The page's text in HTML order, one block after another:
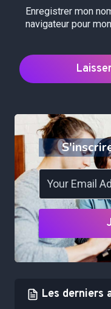
Enregistrer mon
navigateur pour
Les derniers